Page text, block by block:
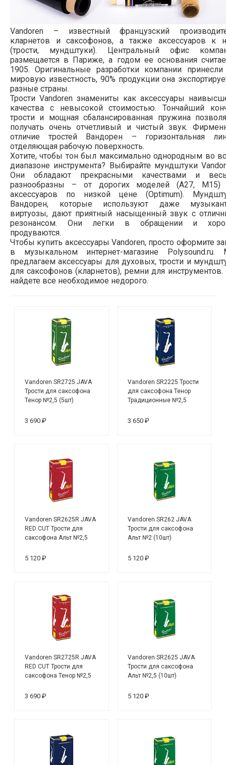
Vandoren – известный французский
кларнетов и саксофонов, а также аксессуаров к
(трости, мундштуки). Центральный офис
размещается в Париже, а годом ее основания
1905. Оригинальные разработки компании
мировую известность, 90% продукции она
разные страны.
Трости Vandoren знамениты как аксессуары
качества с невысокой стоимостью. Тончайший
трости и мощная сбалансированная пружина
получать очень отчетливый и чистый звук.
отличие тростей Вандорен – горизонтальная
отделяющая рабочую поверхность.
Хотите, чтобы тон был максимально однородным во
диапазоне инструмента? Выбирайте мундштуки
Они обладают прекрасными качествами и
разнообразны – от дорогих моделей (А27, М15)
аксессуаров по низкой цене (Optimum).
Вандорен, которые используют даже
виртуозы, дают приятный насыщенный звук с
резонансом. Они легки в обращении и
продуваются.
Чтобы купить аксессуары Vandoren, просто оформите
в музыкальном интернет-магазине Polysound.ru.
предлагаем аксессуары для духовых, трости и
для саксофонов (кларнетов), ремни для
найдете все необходимое недорого.
Vandoren SR2725 JAVA
Трости для саксофона
Тенор №2,5 (5шт)
3 690 ₽
Vandoren SR2225 Трости
для саксофона Тенор
Традиционные №2,5
3 650 ₽
Vandoren SR2625R JAVA
RED CUT Трости для
саксофона Альт №2,5
5 120 ₽
Vandoren SR262 JAVA
Трости для саксофона
Альт №2 (10шт)
5 120 ₽
Vandoren SR2725R JAVA
RED CUT Трости для
саксофона Тенор №2,5
3 690 ₽
Vandoren SR2625 JAVA
Трости для саксофона
Альт №2,5 (10шт)
5 120 ₽